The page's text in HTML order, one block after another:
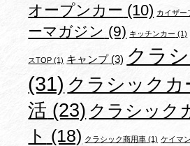
オープンカー (10) カイザー
ーマガジン (9) キッチンカー (1)
スTOP (1) キャンプ(3) クラ
(31) クラシックカ
活 (23) クラシック
ト (18) クラシック商用車 (1) ケイマン